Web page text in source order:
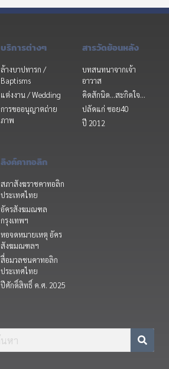
บริการต่างๆ
ล้างบาปทารก /
Baptisms
แต่งงาน / Wedding
การขออนุญาตถ่าย
ภาพ
สารวัดย้อนหลัง
บทสนทนาจากเจ้า
อาวาส
คิดสักนิด...สะกิดใจ...
ปลัดแก่ ซอย40
ปี 2012
ลิงค์คาทอลิก
สภาสังฆราชคาทอลิก
ประเทศไทย
อัครสังฆมณฑล
กรุงเทพฯ
หอจดหมายเหตุ อัคร
สังฆมณฑลฯ
สื่อมวลชนคาทอลิก
ประเทศไทย
ปีศักดิ์สิทธิ์ ค.ศ. 2025